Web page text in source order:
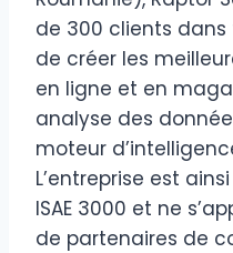
de 300 clients
de créer les
en ligne et en
analyse des
moteur
L’entreprise est
ISAE 3000 et ne
de partenaires de